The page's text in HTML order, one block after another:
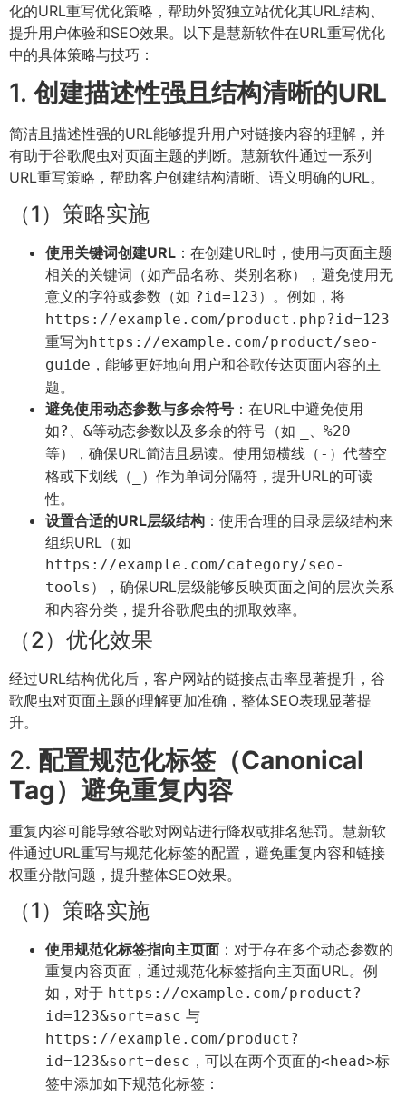
化的URL重写优化策略，帮助外贸独立站优化其URL结构、
提升用户体验和SEO效果。以下是慧新软件在URL重写优化
中的具体策略与技巧：
1. 创建描述性强且结构清晰的URL
简洁且描述性强的URL能够提升用户对链接内容的理解，并
有助于谷歌爬虫对页面主题的判断。慧新软件通过一系列
URL重写策略，帮助客户创建结构清晰、语义明确的URL。
（1）策略实施
使用关键词创建URL ：在创建URL时，使用与页面主题
相关的关键词（如产品名称、类别名称），避免使用无
意义的字符或参数（如 ?id=123）。例如，将
https://example.com/product.php?id=123
重写为https://example.com/product/seo-
guide ，能够更好地向用户和谷歌传达页面内容的主
题。
避免使用动态参数与多余符号 ：在URL中避免使用
如? &等动态参数以及多余的符号（如 %20
等），确保URL简洁且易读。使用短横线（ - ）代替空
格或下划线（
）作为单词分隔符，提升URL的可读
性。
设置合适的URL层级结构 ：使用合理的目录层级结构来
组织URL（如
https://example.com/category/seo-
tools ），确保URL层级能够反映页面之间的层次关系
和内容分类，提升谷歌爬虫的抓取效率。
（2）优化效果
经过URL结构优化后，客户网站的链接点击率显著提升，谷
歌爬虫对页面主题的理解更加准确，整体SEO表现显著提
升。
2. 配置规范化标签（Canonical
Tag）避免重复内容
重复内容可能导致谷歌对网站进行降权或排名惩罚。慧新软
件通过URL重写与规范化标签的配置，避免重复内容和链接
权重分散问题，提升整体SEO效果。
（1）策略实施
使用规范化标签指向主页面 ：对于存在多个动态参数的
重复内容页面，通过规范化标签指向主页面URL。例
如，对于 https://example.com/product?
id=123&sort=asc 与
https://example.com/product?
id=123&sort=desc ，可以在两个页面的<head>标
签中添加如下规范化标签：